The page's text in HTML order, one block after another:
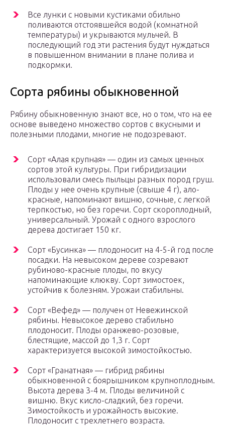
Все лунки с новыми кустиками обильно
поливаются отстоявшейся водой (комнатной
температуры) и укрываются мульчей. В
последующий год эти растения будут нуждаться
в повышенном внимании в плане полива и
подкормки.
Сорта рябины обыкновенной
Рябину обыкновенную знают все, но о том, что на ее
основе выведено множество сортов с вкусными и
полезными плодами, многие не подозревают.
Сорт «Алая крупная» — один из самых ценных
сортов этой культуры. При гибридизации
использовали смесь пыльцы разных пород груш.
Плоды у нее очень крупные (свыше 4 г), ало-
красные, напоминают вишню, сочные, с легкой
терпкостью, но без горечи. Сорт скороплодный,
универсальный. Урожай с одного взрослого
дерева достигает 150 кг.
Сорт «Бусинка» — плодоносит на 4-5-й год после
посадки. На невысоком дереве созревают
рубиново-красные плоды, по вкусу
напоминающие клюкву. Сорт зимостоек,
устойчив к болезням. Урожаи стабильны.
Сорт «Вефед» — получен от Невежинской
рябины. Невысокое дерево стабильно
плодоносит. Плоды оранжево-розовые,
блестящие, массой до 1,3 г. Сорт
характеризуется высокой зимостойкостью.
Сорт «Гранатная» — гибрид рябины
обыкновенной с боярышником крупноплодным.
Высота дерева 3-4 м. Плоды величиной с
вишню. Вкус кисло-сладкий, без горечи.
Зимостойкость и урожайность высокие.
Плодоносит с трехлетнего возраста.